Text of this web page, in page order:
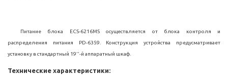
Питание блока ECS-6216MS осуществляется от блока контроля и
распределения питания PD-6359. Конструкция устройства предусматривает
установку в стандартный 19''-й аппаратный шкаф.
Технические характеристики: